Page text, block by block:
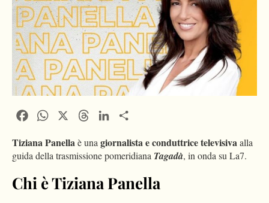
FacebookWhatsApp ThreadsLinkedIn
Tiziana Panellaè unagiornalista e conduttrice televisivaalla
guida della trasmissione pomeridiana Tagadà, in onda su La7.
Chi è Tiziana Panella